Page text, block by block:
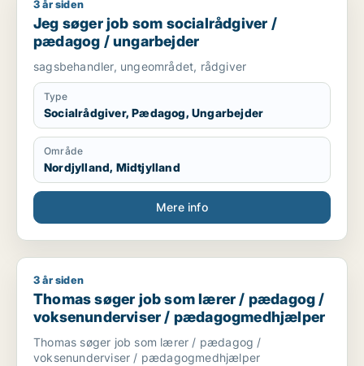
Jeg søger job som socialrådgiver / pædagog / ungarbejder
3 år siden
Jeg søger job som socialrådgiver /
pædagog / ungarbejder
sagsbehandler, ungeområdet, rådgiver
Type
Socialrådgiver, Pædagog, Ungarbejder
Område
Nordjylland, Midtjylland
Mere info
Thomas søger job som lærer / pædagog /
3 år siden
Thomas søger job som lærer / pædagog /
voksenunderviser / pædagogmedhjælper
Thomas søger job som lærer / pædagog /
voksenunderviser / pædagogmedhjælper